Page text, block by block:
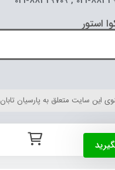
استور
این سایت متعلق به پارسیان تابان